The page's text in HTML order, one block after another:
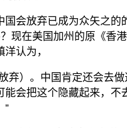
会放弃已成为众矢之的
现在美国加州的原《香
认为，
弃）。中国肯定还会去
能会把这个隐藏起来，不
”